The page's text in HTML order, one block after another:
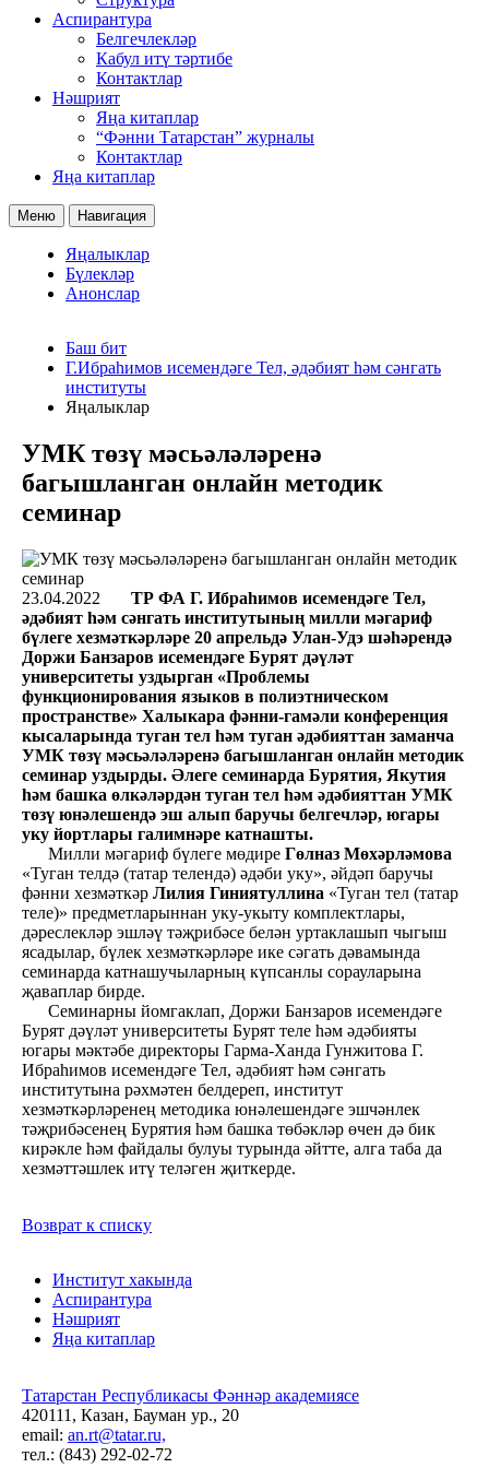
Аспирантура
Белгечлекләр
Кабул итү тәртибе
Контактлар
Нәшрият
Яңа китаплар
“Фәнни Татарстан” журналы
Контактлар
Яңа китаплар
Меню Навигация
Яңалыклар
Бүлекләр
Анонслар
Баш бит
Г.Ибраһимов исемендәге Тел, әдәбият һәм сәнгать
институты
Яңалыклар
УМК төзү мәсьәләләренә
багышланган онлайн методик
семинар
23.04.2022
ТР ФА Г. Ибраһимов исемендәге Тел,
әдәбият һәм сәнгать институтының милли мәгариф
бүлеге хезмәткәрләре 20 апрельдә Улан-Удэ шәһәрендә
Доржи Банзаров исемендәге Бурят дәүләт
университеты уздырган «Проблемы
функционирования языков в полиэтническом
пространстве» Халыкара фәнни-гамәли конференция
кысаларында туган тел һәм туган әдәбияттан заманча
УМК төзү мәсьәләләренә багышланган онлайн методик
семинар уздырды. Әлеге семинарда Бурятия, Якутия
һәм башка өлкәләрдән туган тел һәм әдәбияттан УМК
төзү юнәлешендә эш алып баручы белгечләр, югары
уку йортлары галимнәре катнашты.
Милли мәгариф бүлеге мөдире Гөлназ Мөхәрләмова
«Туган телдә (татар телендә) әдәби уку», әйдәп баручы
фәнни хезмәткәр Лилия Гиниятуллина «Туган тел (татар
теле)» предметларыннан уку-укыту комплектлары,
дәреслекләр эшләү тәҗрибәсе белән уртаклашып чыгыш
ясадылар, бүлек хезмәткәрләре ике сәгать дәвамында
семинарда катнашучыларның күпсанлы сорауларына
җаваплар бирде.
Семинарны йомгаклап, Доржи Банзаров исемендәге
Бурят дәүләт университеты Бурят теле һәм әдәбияты
югары мәктәбе директоры Гарма-Ханда Гунжитова Г.
Ибраһимов исемендәге Тел, әдәбият һәм сәнгать
институтына рәхмәтен белдереп, институт
хезмәткәрләренең методика юнәлешендәге эшчәнлек
тәҗрибәсенең Бурятия һәм башка төбәкләр өчен дә бик
кирәкле һәм файдалы булуы турында әйтте, алга таба да
хезмәттәшлек итү теләген җиткерде.
Возврат к списку
Институт хакында
Аспирантура
Нәшрият
Яңа китаплар
Татарстан Республикасы Фәннәр академиясе
420111, Казан, Бауман ур., 20
email: an.rt@tatar.ru,
тел.: (843) 292-02-72